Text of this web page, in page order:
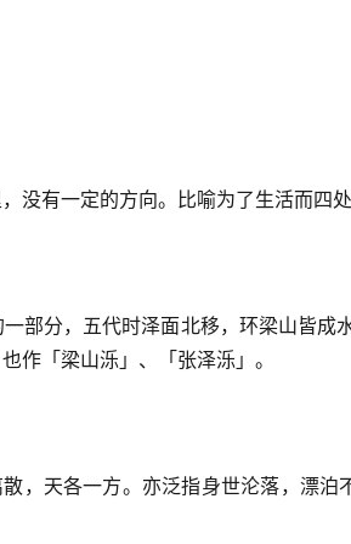
没有一定的方向。比喻为了生活而四处
部分，五代时泽面北移，环梁山皆成
作「梁山泺」、「张泽泺」。
天各一方。亦泛指身世沦落，漂泊不